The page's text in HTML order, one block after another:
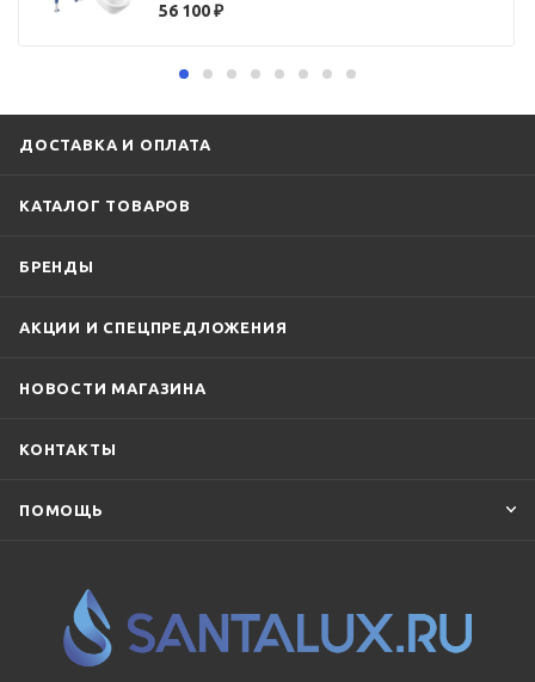
56 100₽
ДОСТАВКА И ОПЛАТА
КАТАЛОГ ТОВАРОВ
БРЕНДЫ
АКЦИИ И СПЕЦПРЕДЛОЖЕНИЯ
НОВОСТИ МАГАЗИНА
КОНТАКТЫ
ПОМОЩЬ